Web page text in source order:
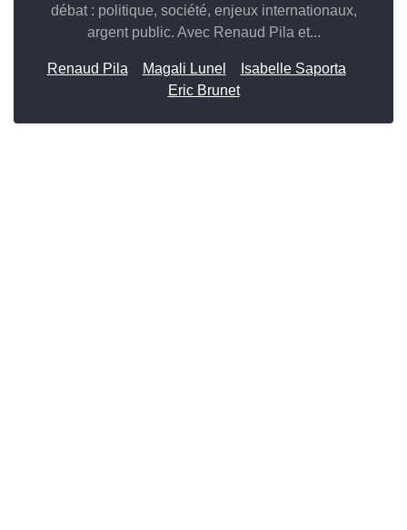
débat : politique, société, enjeux internationaux,
argent public. Avec Renaud Pila et...
Renaud Pila Magali Lunel
Isabelle Saporta
Eric Brunet